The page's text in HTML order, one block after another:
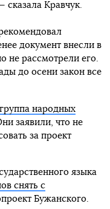
сказала Кравчук.
документ внесли в
не рассмотрели его.
до осени закон все
народных
заявили, что не
за проект
языка
снять с
Бужанского.